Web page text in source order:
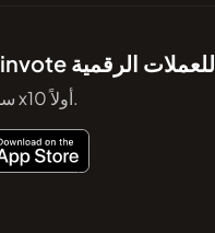
تعرف على تطبيق Coinvote للعملات الرقمية
سوف تجد بالتأكيد الرمز التالي x10 أولاً.